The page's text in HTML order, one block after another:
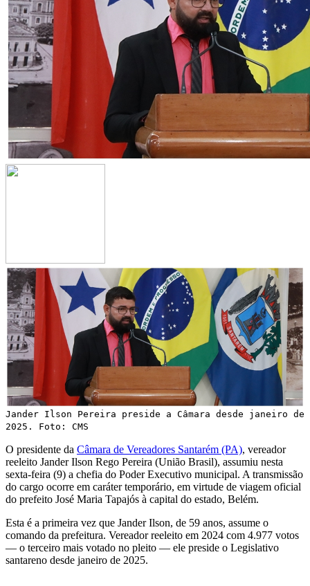
Jander Ilson Pereira preside a Câmara desde janeiro de
2025. Foto: CMS
O presidente da Câmara de Vereadores Santarém (PA), vereador
reeleito Jander Ilson Rego Pereira (União Brasil), assumiu nesta
sexta-feira (9) a chefia do Poder Executivo municipal. A transmissão
do cargo ocorre em caráter temporário, em virtude de viagem oficial
do prefeito José Maria Tapajós à capital do estado, Belém.
Esta é a primeira vez que Jander Ilson, de 59 anos, assume o
comando da prefeitura. Vereador reeleito em 2024 com 4.977 votos
— o terceiro mais votado no pleito — ele preside o Legislativo
santareno desde janeiro de 2025.